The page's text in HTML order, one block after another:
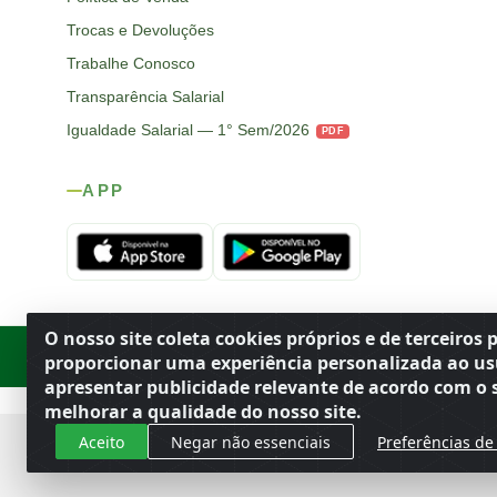
O nosso site coleta cookies próprios e de terceiros
proporcionar uma experiência personalizada ao
apresentar publicidade relevante de acordo com o
melhorar a qualidade do nosso site.
Aceito Negar não essenciais Preferências de
Trocas e Devoluções
Trabalhe Conosco
Transparência Salarial
Igualdade Salarial — 1° Sem/2026
PDF
APP
Rod. SP-215, s/n, km 98 — Área Rural Porto Ferreira/ ·